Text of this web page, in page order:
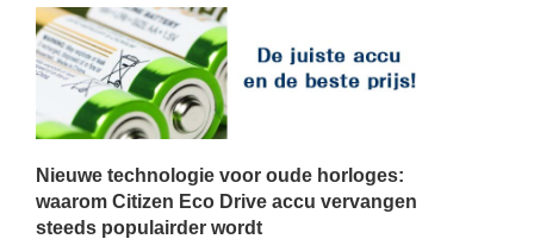
Nieuwe technologie voor oude horloges:
waarom Citizen Eco Drive accu vervangen
steeds populairder wordt